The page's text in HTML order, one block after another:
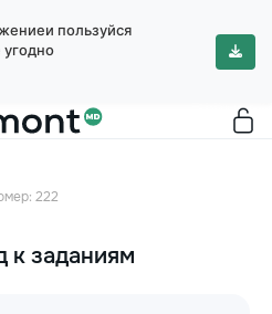
пользуйся
угодно
222
к заданиям